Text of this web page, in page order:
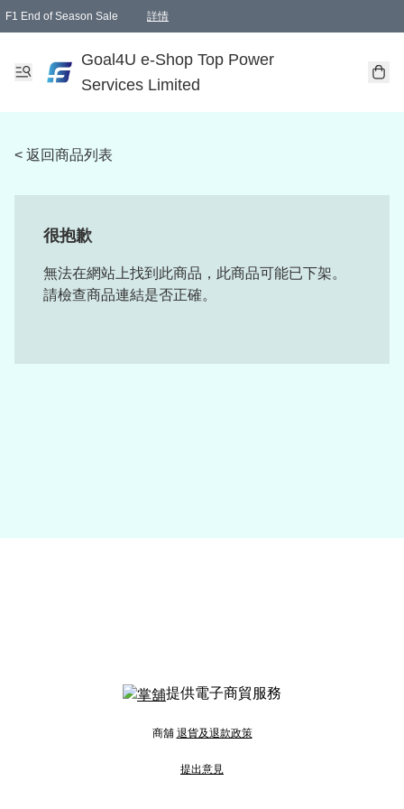
F1 End of Season Sale 詳情
Goal4U e-Shop Top Power
Services Limited
< 返回商品列表
很抱歉
無法在網站上找到此商品，此商品可能已下架。
請檢查商品連結是否正確。
提供電子商貿服務
商舖 退貨及退款政策
提出意見